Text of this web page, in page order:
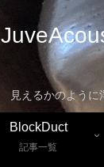
見えるかのよう
BlockDuct
記事一覧